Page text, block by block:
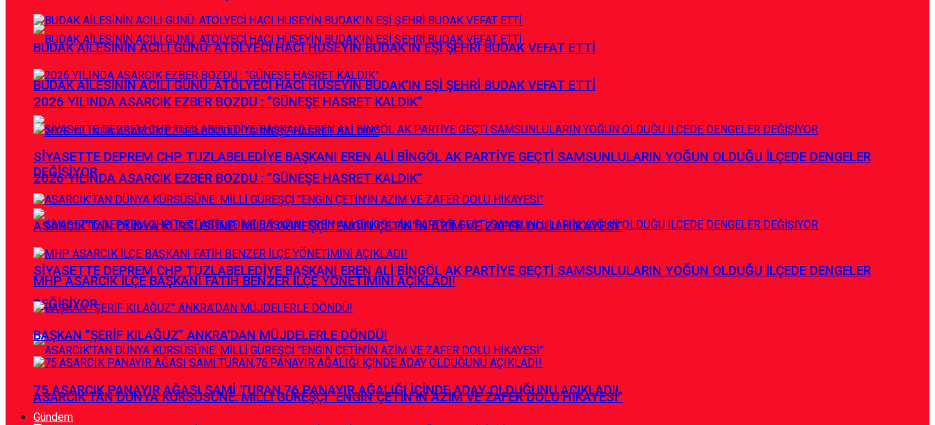
BUDAK AİLESİNİN ACILI GÜNÜ: ATÖLYECİ HACI HÜSEYİN BUDAK’IN EŞİ ŞEHRİ BUDAK VEFAT ETTİ
2026 YILINDA ASARCIK EZBER BOZDU : ”GÜNEŞE HASRET KALDIK”
SİYASETTE DEPREM CHP TUZLABELEDİYE BAŞKANI EREN ALİ BİNGÖL AK PARTİYE GEÇTİ SAMSUNLULARIN YOĞUN OLDUĞU İLÇEDE DENGELER
DEĞİŞİYOR
ASARCIK’TAN DÜNYA KÜRSÜSÜNE: MİLLİ GÜREŞÇİ ”ENGİN ÇETİN’İN AZİM VE ZAFER DOLU HİKAYESİ”
BUDAK AİLESİNİN ACILI GÜNÜ: ATÖLYECİ HACI HÜSEYİN BUDAK’IN EŞİ ŞEHRİ BUDAK VEFAT ETTİ
2026 YILINDA ASARCIK EZBER BOZDU : ”GÜNEŞE HASRET KALDIK”
SİYASETTE DEPREM CHP TUZLABELEDİYE BAŞKANI EREN ALİ BİNGÖL AK PARTİYE GEÇTİ SAMSUNLULARIN YOĞUN OLDUĞU İLÇEDE DENGELER
DEĞİŞİYOR
ASARCIK’TAN DÜNYA KÜRSÜSÜNE: MİLLİ GÜREŞÇİ ”ENGİN ÇETİN’İN AZİM VE ZAFER DOLU HİKAYESİ”
MHP ASARCIK İLÇE BAŞKANI FATİH BENZER İLÇE YÖNETİMİNİ AÇIKLADI!
BAŞKAN ”ŞERİF KILAĞUZ” ANKRA’DAN MÜJDELERLE DÖNDÜ!
75.ASARCIK PANAYIR AĞASI SAMİ TURAN,76.PANAYIR AĞALIĞI İÇİNDE ADAY OLDUĞUNU AÇIKLADI!
Gündem